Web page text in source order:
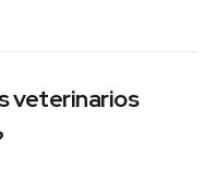
veterinarios